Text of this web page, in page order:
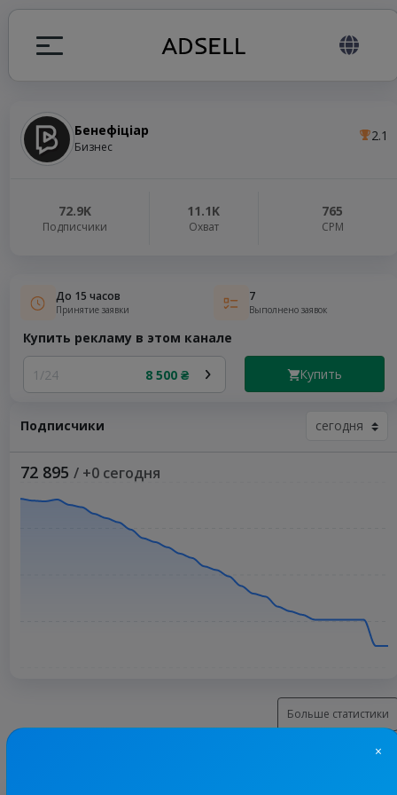
Бенефіціар
Бизнес
2.1
72.9K
Подписчики
11.1K
Охват
765
СРМ
До 15 часов
Принятие заявки
7
Выполнено заявок
Купить рекламу в этом канале
1/24 8 500 ₴ Купить
Подписчики
72 895 / +0 сегодня
Больше статистики
×